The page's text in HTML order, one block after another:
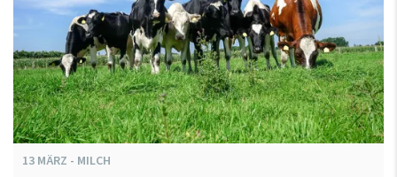
13 MÄRZ - MILCH